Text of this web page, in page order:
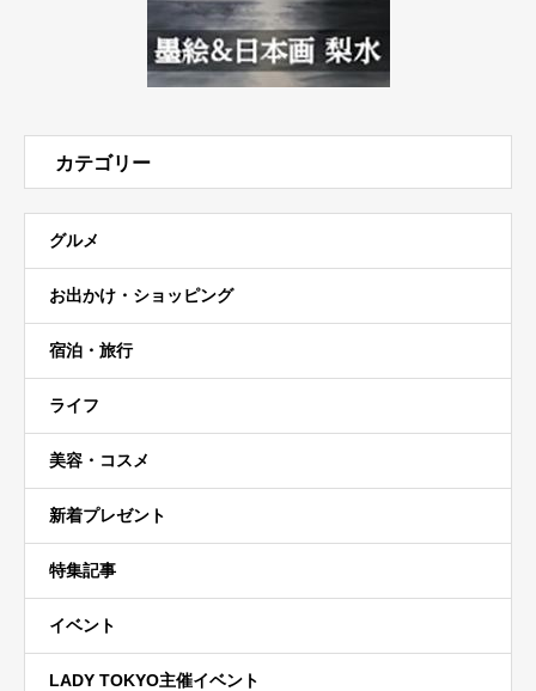
カテゴリー
グルメ
お出かけ・ショッピング
宿泊・旅行
ライフ
美容・コスメ
新着プレゼント
特集記事
イベント
LADY TOKYO主催イベント